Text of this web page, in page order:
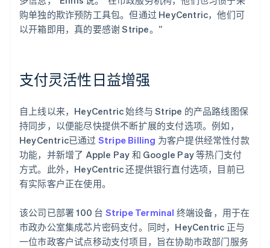
购单独的欺诈预防工具包。但通过 HeyCentric，他们可
以开箱即用，真的要感谢 Stripe。”
支付灵活性日益增强
自上线以来，HeyCentric 始终与 Stripe 的产品路线图保
持同步，以便能尽快提供不断扩展的支付选项。例如，
HeyCentric已通过 Stripe Billing 为客户提供经常性付款
功能，并新增了 Apple Pay 和 Google Pay 等热门支付
方式。此外，HeyCentric 还提供银行直付选项，目前已
有实际客户正在使用。
该公司已部署 100 台 Stripe Terminal 终端设备，用于在
市政办公室集成芯片密码支付。同时，HeyCentric 正与
一位市政客户试点移动支付项目，旨在协助市政部门服务